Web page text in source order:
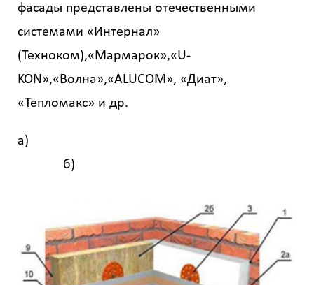
фасады представлены отечественными
системами «Интернал»
(Техноком),«Мармарок»,«U-
KON»,«Волна»,«ALUCOM», «Диат»,
«Тепломакс» и др.
а)
б)